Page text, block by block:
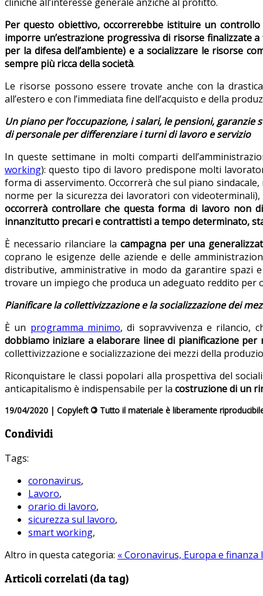
Per questo obiettivo, occorrerebbe istituire un
imporre un’estrazione progressiva di risorse finalizzate
per la difesa dell’ambiente) e a socializzare le risorse
sempre più ricca della società.
Le risorse possono essere trovate anche con la
all’estero e con l’immediata fine dell’acquisto e della
Un piano per l’occupazione, i salari, le pensioni,
di personale per differenziare i turni di lavoro e servizio
In queste settimane in molti comparti
working): questo tipo di lavoro predispone molti
forma di asservimento. Occorrerà che sul piano
norme per la sicurezza dei lavoratori con
occorrerà controllare che questa forma di lavoro non
innanzitutto precari e contrattisti a tempo determinato,
È necessario rilanciare la campagna per una
coprano le esigenze delle aziende e delle
distributive, amministrative in modo da garantire
trovare un impiego che produca un adeguato reddito per
Pianificare la collettivizzazione e la socializzazione dei
È un programma minimo, di sopravvivenza e rilancio,
dobbiamo iniziare a elaborare linee di pianificazione
collettivizzazione e socializzazione dei mezzi della
Riconquistare le classi popolari alla prospettiva del
anticapitalismo è indispensabile per la costruzione di un
19/04/2020 | Copyleft © Tutto il materiale è liberamente
Condividi
Tags:
coronavirus,
Lavoro,
orario di lavoro,
sicurezza sul lavoro,
smart working,
Altro in questa categoria: « Coronavirus, Europa e finanza
Articoli correlati (da tag)